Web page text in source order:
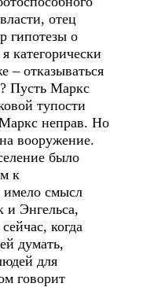
отец
гипотезы о
категорически
– отказываться
Пусть Маркс
тупости
неправ. Но
вооружение.
было
к
смысл
и Энгельса,
когда
думать,
для
говорит